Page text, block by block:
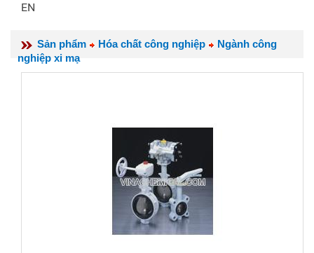
EN
Sản phẩm Hóa chất công nghiệp
Ngành công
nghiệp xi mạ